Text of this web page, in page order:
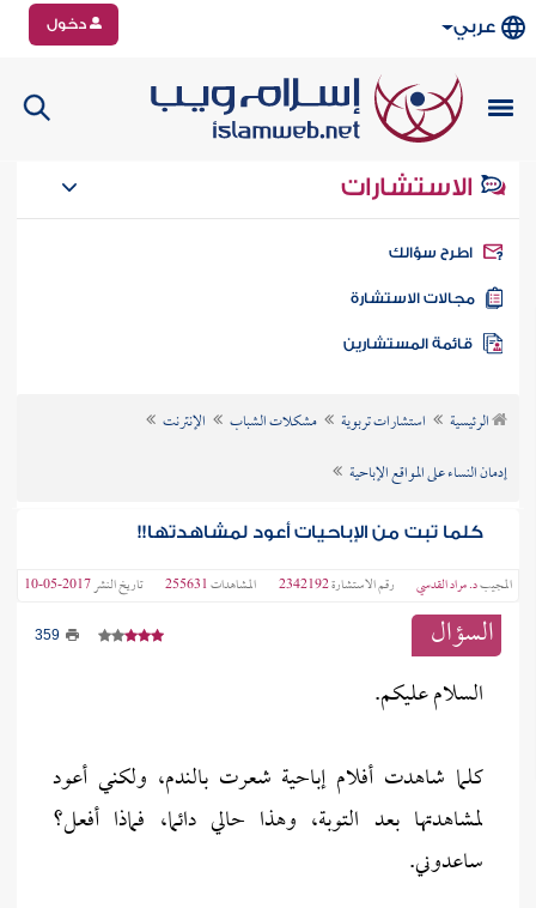
عربي دخول
الاستشارات
سؤالك
الاستشارة
الرئيسية استشارات تربوية مشكلات الشباب
الإنترنت
إدمان النساء على المواقع الإباحية
كلما تبت من الإباحيات أعود لمشاهدتها!!
المجيبد. مراد القدسي رقم الاستشارة2342192 المشاهدات255631 تاريخ النشر2017-05-10
السؤال 359
السلام عليكم.
كلما شاهدت أفلام إباحية شعرت بالندم، ولكني أعود
لمشاهدتها بعد التوبة، وهذا حالي دائما، فماذا أفعل؟
ساعدوني.